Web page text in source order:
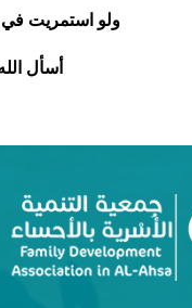
ولو استمريت في
أسأل